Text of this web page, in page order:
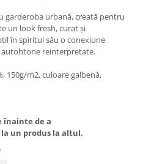
garderoba urbană, creată pentru
un look fresh, curat și
în spiritul său o conexiune
reinterpretate.
150g/m2, culoare galbenă,
înainte de a
un produs la altul.